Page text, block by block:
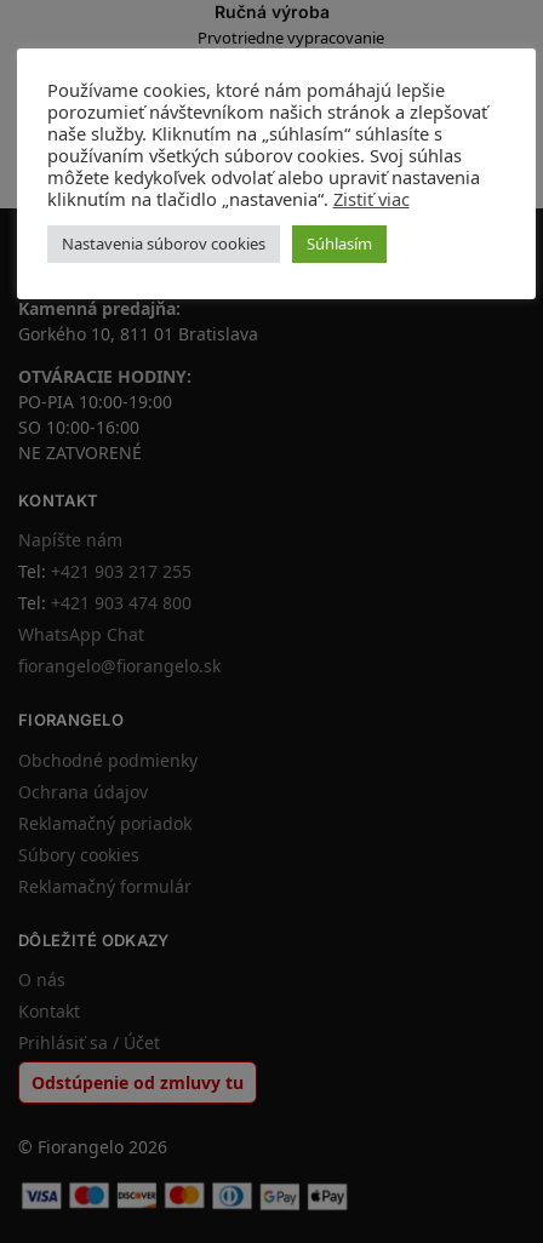
Ručná výroba
Prvotriedne vypracovanie
Rozmanitá farebnosť
Profesionálny zákaznícky servis
Individuálny prístup
ADRESA
Kamenná predajňa:
Gorkého 10, 811 01 Bratislava
OTVÁRACIE HODINY:
PO-PIA 10:00-19:00
SO 10:00-16:00
NE ZATVORENÉ
KONTAKT
Napíšte nám
Tel: +421 903 217 255
Tel: +421 903 474 800
WhatsApp Chat
fiorangelo@fiorangelo.sk
FIORANGELO
Obchodné podmienky
Ochrana údajov
Reklamačný poriadok
Súbory cookies
Reklamačný formulár
DÔLEŽITÉ ODKAZY
O nás
Kontakt
Prihlásiť sa / Účet
Odstúpenie od zmluvy tu
© Fiorangelo 2026
Používame cookies, ktoré nám pomáhajú lepšie
porozumieť návštevníkom našich stránok a zlepšovať
naše služby. Kliknutím na „súhlasím“ súhlasíte s
používaním všetkých súborov cookies. Svoj súhlas
môžete kedykoľvek odvolať alebo upraviť nastavenia
kliknutím na tlačidlo „nastavenia“. Zistiť viac
Nastavenia súborov cookies Súhlasím